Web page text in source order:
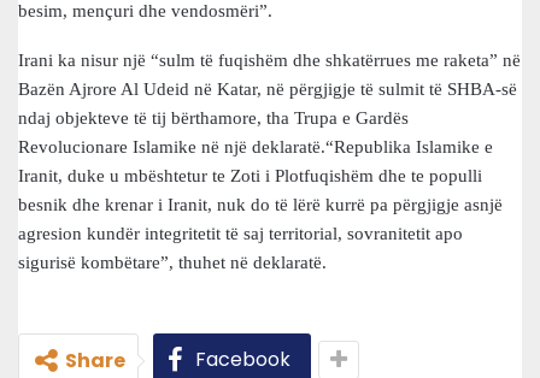
besim, mençuri dhe vendosmëri”.
Irani ka nisur një “sulm të fuqishëm dhe shkatërrues me raketa” në
Bazën Ajrore Al Udeid në Katar, në përgjigje të sulmit të SHBA-së
ndaj objekteve të tij bërthamore, tha Trupa e Gardës
Revolucionare Islamike në një deklaratë.“Republika Islamike e
Iranit, duke u mbështetur te Zoti i Plotfuqishëm dhe te populli
besnik dhe krenar i Iranit, nuk do të lërë kurrë pa përgjigje asnjë
agresion kundër integritetit të saj territorial, sovranitetit apo
sigurisë kombëtare”, thuhet në deklaratë.
Share Facebook